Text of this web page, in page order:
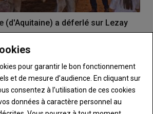
(d'Aquitaine) a déferlé sur Lezay
Festiv'Agri de Lezay, du 22 au…
pour garantir le bon fonctionnement
et de mesure d’audience. En cliquant sur
consentez à l’utilisation de ces cookies
données à caractère personnel au